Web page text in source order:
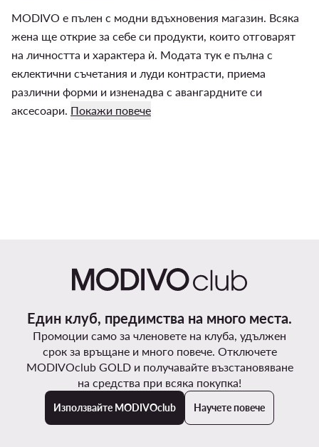
MODIVO е пълен с модни вдъхновения магазин. Всяка
жена ще открие за себе си продукти, които отговарят
на личността и характера ѝ. Модата тук е пълна с
еклектични съчетания и луди контрасти, приема
различни форми и изненадва с авангардните си
аксесоари. Покажи повече
Един клуб, предимства на много места.
Промоции само за членовете на клуба, удължен
срок за връщане и много повече. Отключете
MODIVOclub GOLD и получавайте възстановяване
на средства при всяка покупка!
Използвайте MODIVOclub Научете повече